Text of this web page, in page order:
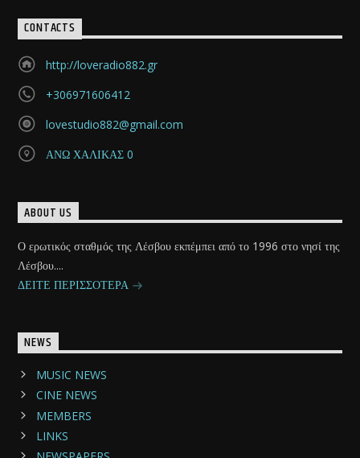
CONTACTS
http://loveradio882.gr
+306971606412
lovestudio882@gmail.com
ΑΝΩ ΧΑΛΙΚΑΣ 0
ABOUT US
Ο ερωτικός σταθμός της Λέσβου εκπέμπει από το 1996 στο νησί της
Λέσβου....
ΔΕΙΤΕ ΠΕΡΙΣΣΟΤΕΡΑ
NEWS
MUSIC NEWS
CINE NEWS
MEMBERS
LINKS